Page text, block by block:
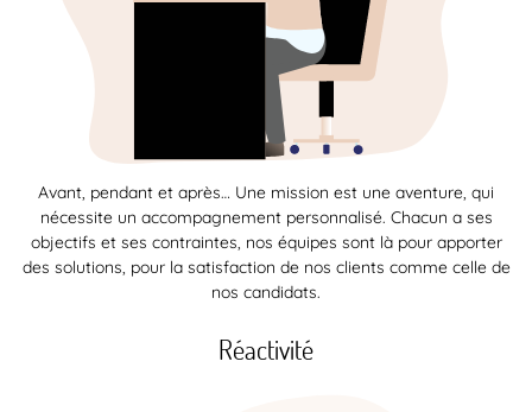
Avant, pendant et après… Une mission est une aventure, qui
nécessite un accompagnement personnalisé. Chacun a ses
objectifs et ses contraintes, nos équipes sont là pour apporter
des solutions, pour la satisfaction de nos clients comme celle de
nos candidats.
Réactivité